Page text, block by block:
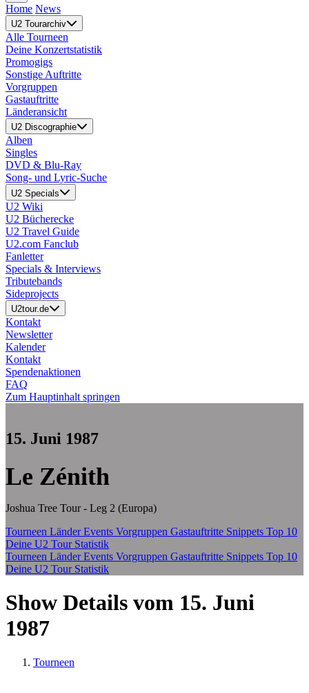
Home News
U2 Tourarchiv
Alle Tourneen
Deine Konzertstatistik
Promogigs
Sonstige Auftritte
Vorgruppen
Gastauftritte
Länderansicht
U2 Discographie
Alben
Singles
DVD & Blu-Ray
Song- und Lyric-Suche
U2 Specials
U2 Wiki
U2 Bücherecke
U2 Travel Guide
U2.com Fanclub
Fanletter
Specials & Interviews
Tributebands
Sideprojects
U2tour.de
Kontakt
Newsletter
Kalender
Kontakt
Spendenaktionen
FAQ
Zum Hauptinhalt springen
15. Juni 1987
Le Zénith
Joshua Tree Tour - Leg 2 (Europa)
Tourneen LänderEvents Vorgruppen Gastauftritte Snippets Top 10
Deine U2 Tour Statistik
Tourneen LänderEvents Vorgruppen Gastauftritte Snippets Top 10
Deine U2 Tour Statistik
Show Details vom 15. Juni
1987
Tourneen